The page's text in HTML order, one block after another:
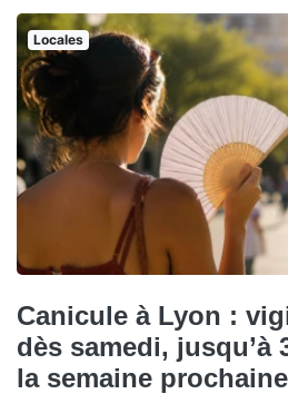
Locales
Canicule à Lyon :
dès samedi, jusqu’à
la semaine prochaine